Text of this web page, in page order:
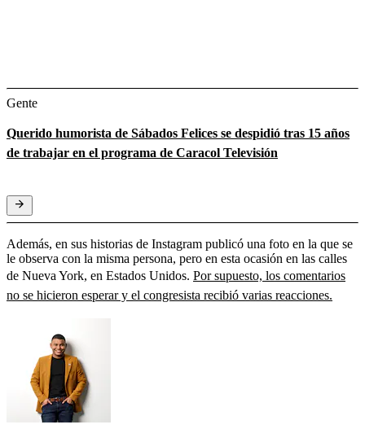
Gente
Querido humorista de Sábados Felices se despidió tras 15 años
de trabajar en el programa de Caracol Televisión
Además, en sus historias de Instagram publicó una foto en la que se
le observa con la misma persona, pero en esta ocasión en las calles
de Nueva York, en Estados Unidos. Por supuesto, los comentarios
no se hicieron esperar y el congresista recibió varias reacciones.